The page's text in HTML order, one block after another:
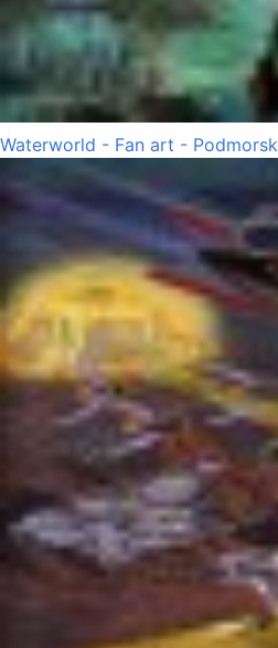
Waterworld - Fan art -